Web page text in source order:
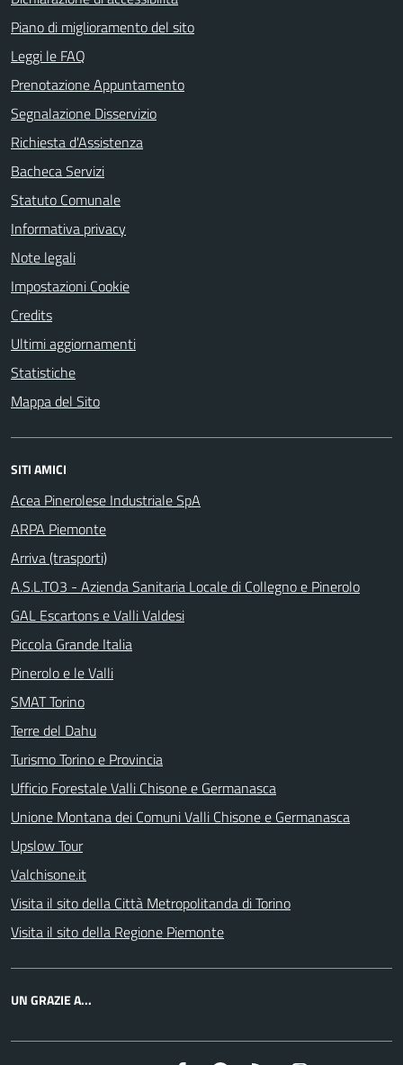
Piano di miglioramento del sito
Leggi le FAQ
Prenotazione Appuntamento
Segnalazione Disservizio
Richiesta d'Assistenza
Bacheca Servizi
Statuto Comunale
Informativa privacy
Note legali
Impostazioni Cookie
Credits
Ultimi aggiornamenti
Statistiche
Mappa del Sito
SITI AMICI
Acea Pinerolese Industriale SpA
ARPA Piemonte
Arriva (trasporti)
A.S.L.TO3 - Azienda Sanitaria Locale di Collegno e Pinerolo
GAL Escartons e Valli Valdesi
Piccola Grande Italia
Pinerolo e le Valli
SMAT Torino
Terre del Dahu
Turismo Torino e Provincia
Ufficio Forestale Valli Chisone e Germanasca
Unione Montana dei Comuni Valli Chisone e Germanasca
Upslow Tour
Valchisone.it
Visita il sito della Città Metropolitanda di Torino
Visita il sito della Regione Piemonte
UN GRAZIE A...